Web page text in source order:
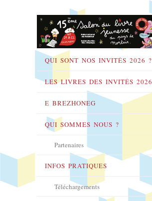
QUI SONT NOS INVITÉS 2026 ?
LES LIVRES DES INVITÉS 2026
E BREZHONEG
QUI SOMMES NOUS ?
Partenaires
INFOS PRATIQUES
Téléchargements